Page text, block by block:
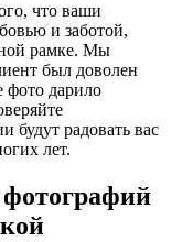
что ваши
и заботой,
рамке. Мы
был доволен
фото дарило
будут радовать вас
лет.
фотографий